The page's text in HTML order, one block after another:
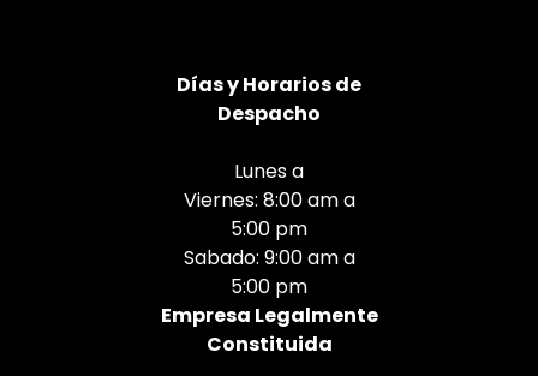
Díasy Horarios de
Despacho
Lunes a
Viernes: 8:00 am a
5:00 pm
Sabado: 9:00 am a
5:00 pm
Empresa Legalmente
Constituida